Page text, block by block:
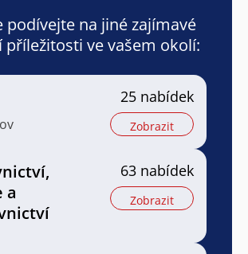
podívejte na jiné zajímavé
příležitosti ve vašem okolí:
25 nabídek
Zobrazit
a
63 nabídek
Zobrazit